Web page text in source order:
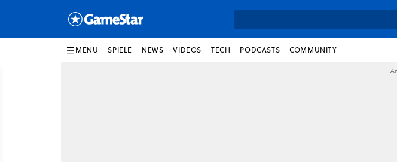
MENU SPIELE NEWS VIDEOS TECH PODCASTS COMMUNITY